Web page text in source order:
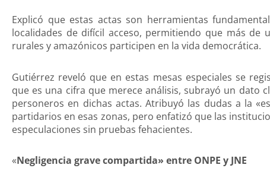
Explicó que estas actas son herramientas
localidades de difícil acceso, permitiendo que más
rurales y amazónicos participen en la vida democrática.
Gutiérrez reveló que en estas mesas especiales se
que es una cifra que merece análisis, subrayó un dato
personeros en dichas actas. Atribuyó las dudas a la
partidarios en esas zonas, pero enfatizó que las
especulaciones sin pruebas fehacientes.
«Negligencia grave compartida» entre ONPE y JNE